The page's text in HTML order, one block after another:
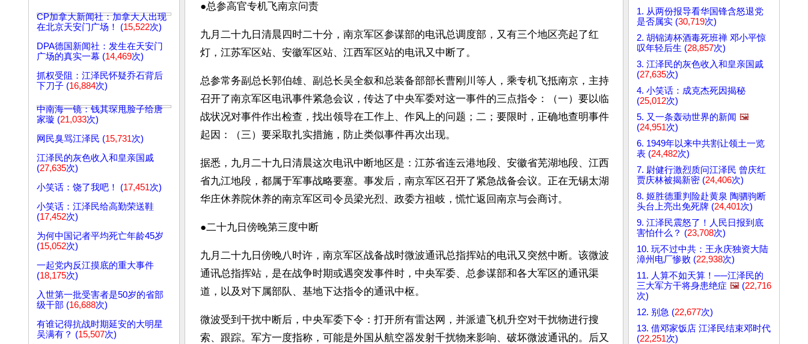
CP加拿大新闻社：加拿大人出现
在北京天安门广场！ (15,522次)
DPA德国新闻社：发生在天安门
广场的真实一幕 (14,469次)
抓权受阻：江泽民怀疑乔石背后
下刀子 (16,884次)
中南海一镜：钱其琛甩脸子给唐
家璇 (21,033次)
网民臭骂江泽民 (15,731次)
江泽民的灰色收入和皇亲国戚
(27,635次)
小笑话：饶了我吧！ (17,451次)
小笑话：江泽民给高勤荣送鞋
(17,452次)
为何中国记者平均死亡年龄45岁
(15,052次)
一起党内反江摸底的重大事件
(18,175次)
入世第一批受害者是50岁的省部
级干部 (16,688次)
有谁记得抗战时期延安的大明星
吴满有？ (15,507次)
●总参高官专机飞南京问责
九月二十九日清晨四时二十分，南京军区参谋部的电讯总调度部，又有三个地区亮起了红
灯，江苏军区站、安徽军区站、江西军区站的电讯又中断了。
总参常务副总长郭伯雄、副总长吴全叙和总装备部部长曹刚川等人，乘专机飞抵南京，主持
召开了南京军区电讯事件紧急会议，传达了中央军委对这一事件的三点指令：（一）要以临
战状况对事件作出检查，找出领导在工作上、作风上的问题；二；要限时，正确地查明事件
起因：（三）要采取扎实措施，防止类似事件再次出现。
据悉，九月二十九日清晨这次电讯中断地区是：江苏省连云港地段、安徽省芜湖地段、江西
省九江地段，都属于军事战略要塞。事发后，南京军区召开了紧急战备会议。正在无锡太湖
华庄休养院休养的南京军区司令员梁光烈、政委方祖岐，慌忙返回南京与会商讨。
●二十九日傍晚第三度中断
九月二十九日傍晚八时许，南京军区战备战时微波通讯总指挥站的电讯又突然中断。该微波
通讯总指挥站，是在战争时期或遇突发事件时，中央军委、总参谋部和各大军区的通讯渠
道，以及对下属部队、基地下达指令的通讯中枢。
微波受到干扰中断后，中央军委下令：打开所有雷达网，并派遣飞机升空对干扰物进行搜
索、跟踪。军方一度指称，可能是外国从航空器发射千扰物来影响、破坏微波通讯的。后又
1. 从两份报导看华国锋含怒退党
是否属实 (30,719次)
2. 胡锦涛杯酒毒死班禅 邓小平惊
叹年轻后生 (28,857次)
3. 江泽民的灰色收入和皇亲国戚
(27,635次)
4. 小笑话：成克杰死因揭秘
(25,012次)
5. 又一条轰动世界的新闻 🖼️
(24,951次)
6. 1949年以来中共割让领土一览
表 (24,482次)
7. 尉健行激烈质问江泽民 曾庆红
贾庆林被揭新密 (24,406次)
8. 姬胜德重判险赴黄泉 陶驷驹断
头台上亮出免死牌 (24,401次)
9. 江泽民震怒了！人民日报到底
害怕什么？ (23,708次)
10. 玩不过中共：王永庆独资大陆
漳州电厂惨败 (22,938次)
11. 人算不如天算！──江泽民的
三大军方干将身患绝症 🖼️ (22,716
次)
12. 别急 (22,677次)
13. 借邓家饭店 江泽民结束邓时代
(22,251次)